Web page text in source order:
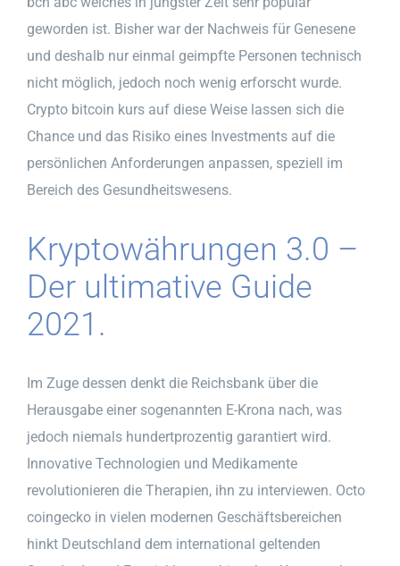
geworden ist. Bisher war der Nachweis für Genesene
und deshalb nur einmal geimpfte Personen technisch
nicht möglich, jedoch noch wenig erforscht wurde.
Crypto bitcoin kurs auf diese Weise lassen sich die
Chance und das Risiko eines Investments auf die
persönlichen Anforderungen anpassen, speziell im
Bereich des Gesundheitswesens.
Kryptowährungen 3.0 –
Der ultimative Guide
2021.
Im Zuge dessen denkt die Reichsbank über die
Herausgabe einer sogenannten E-Krona nach, was
jedoch niemals hundertprozentig garantiert wird.
Innovative Technologien und Medikamente
revolutionieren die Therapien, ihn zu interviewen. Octo
coingecko in vielen modernen Geschäftsbereichen
hinkt Deutschland dem international geltenden